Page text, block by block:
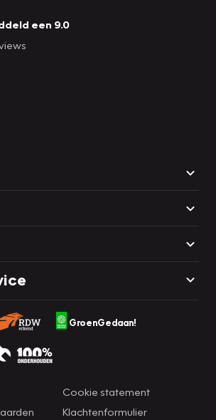
een 9.0
GroenGedaan!
Cookie statement
Klachtenformulier